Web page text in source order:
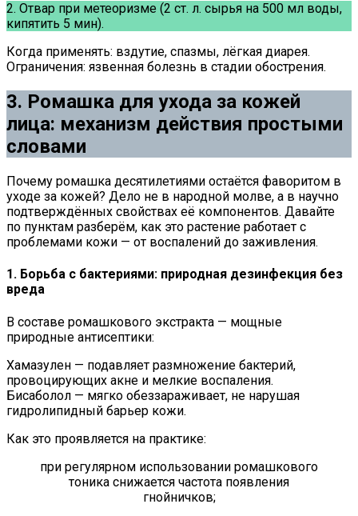
2. Отвар при метеоризме (2 ст. л. сырья на 500 мл воды,
кипятить 5 мин).
Когда применять: вздутие, спазмы, лёгкая диарея.
Ограничения: язвенная болезнь в стадии обострения.
3. Ромашка для ухода за кожей
лица: механизм действия простыми
словами
Почему ромашка десятилетиями остаётся фаворитом в
уходе за кожей? Дело не в народной молве, а в научно
подтверждённых свойствах её компонентов. Давайте
по пунктам разберём, как это растение работает с
проблемами кожи — от воспалений до заживления.
1. Борьба с бактериями: природная дезинфекция без
вреда
В составе ромашкового экстракта — мощные
природные антисептики:
Хамазулен — подавляет размножение бактерий,
провоцирующих акне и мелкие воспаления.
Бисаболол — мягко обеззараживает, не нарушая
гидролипидный барьер кожи.
Как это проявляется на практике:
при регулярном использовании ромашкового
тоника снижается частота появления
гнойничков;